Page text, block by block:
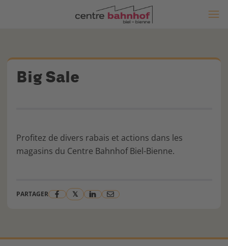
Big Sale
Profitez de divers rabais et actions dans les
magasins du Centre Bahnhof Biel-Bienne.
PARTAGER 𝕏